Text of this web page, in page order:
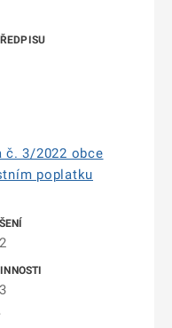
č. 3/2022 obce
poplatku